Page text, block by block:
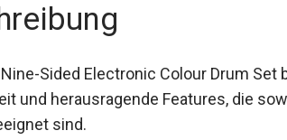
Nine-Sided Electronic Colour Drum
und herausragende Features, die
sind.